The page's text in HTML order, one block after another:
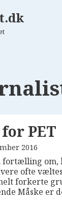
PET
2016
fortælling om,
ofte
forkerte
Måske er